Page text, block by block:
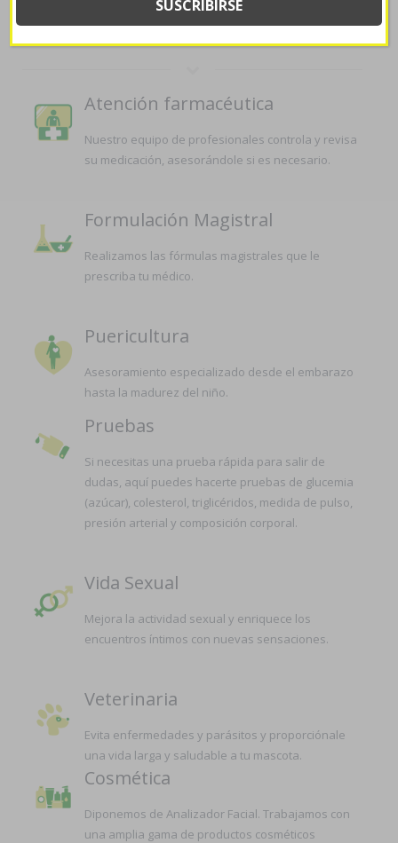
LA FARMACIA
Atención farmacéutica
Nuestro equipo de profesionales controla y revisa
su medicación, asesorándole si es necesario.
Formulación Magistral
Realizamos las fórmulas magistrales que le
prescriba tu médico.
Puericultura
Asesoramiento especializado desde el embarazo
hasta la madurez del niño.
Pruebas
Si necesitas una prueba rápida para salir de
dudas, aquí puedes hacerte pruebas de glucemia
(azúcar), colesterol, triglicéridos, medida de pulso,
presión arterial y composición corporal.
Vida Sexual
Mejora la actividad sexual y enriquece los
encuentros íntimos con nuevas sensaciones.
Veterinaria
Evita enfermedades y parásitos y proporciónale
una vida larga y saludable a tu mascota.
Cosmética
Diponemos de Analizador Facial. Trabajamos con
una amplia gama de productos cosméticos